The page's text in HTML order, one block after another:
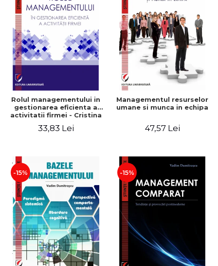
Rolul managementului in
gestionarea eficienta a
activitatii firmei - Cristina
Gabriel Nastase, Mihaela-
33,83 Lei
Managementul resurselor
umane si munca in echipa
47,57 Lei
-15% -15%